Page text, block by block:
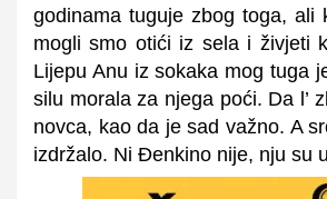
godinama tuguje zbog toga, ali
mogli smo otići iz sela i živjeti
Lijepu Anu iz sokaka mog tuga
silu morala za njega poći. Da l’
novca, kao da je sad važno. A
izdržalo. Ni Đenkino nije, nju su